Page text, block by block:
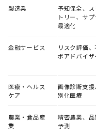
製造業
予知保全、
トリー、サ
最適化
金融サービス
リスク評価
ボアドバイザ
医療・ヘルス
ケア
画像診断支
別化医療
農業・食品産
業
精密農業、
予測